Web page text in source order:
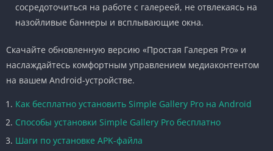
сосредоточиться на работе с галереей, не отвлекаясь на
назойливые баннеры и всплывающие окна.
Скачайте обновленную версию «Простая Галерея Pro» и
наслаждайтесь комфортным управлением медиаконтентом
на вашем Android-устройстве.
Как бесплатно установить Simple Gallery Pro на Android
Способы установки Simple Gallery Pro бесплатно
Шаги по установке APK-файла